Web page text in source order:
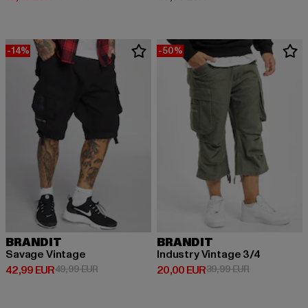
-14%
BRANDIT
Savage Vintage
42,99 EUR
Derzeitiger Preis: 42,99 EUR
49,99 EURAktionspreis: 49,99 EUR
-50%
BRANDIT
Industry Vintage 3/4
20,00 EUR
Derzeitiger Preis: 20,00 EUR
39,99 EURAktionspreis: